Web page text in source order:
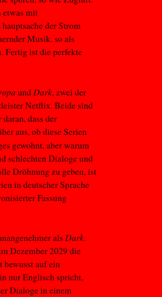
etwas mit
der Strom
Musik, so als
Fertig ist die perfekte
und Dark, zwei der
Netflix. Beide sind
dass der
aus, ob diese Serien
gewohnt, aber warum
schlechten Dialoge und
Dröhnung zu geben, ist
in deutscher Sprache
Fassung
als Dark.
Dezember 2029 die
bewusst auf ein
nur Englisch spricht,
Dialoge in einem